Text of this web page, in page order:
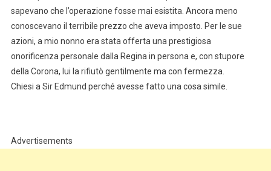
sapevano che l’operazione fosse mai esistita. Ancora meno
conoscevano il terribile prezzo che aveva imposto. Per le sue
azioni, a mio nonno era stata offerta una prestigiosa
onorificenza personale dalla Regina in persona e, con stupore
della Corona, lui la rifiutò gentilmente ma con fermezza.
Chiesi a Sir Edmund perché avesse fatto una cosa simile.
Advertisements